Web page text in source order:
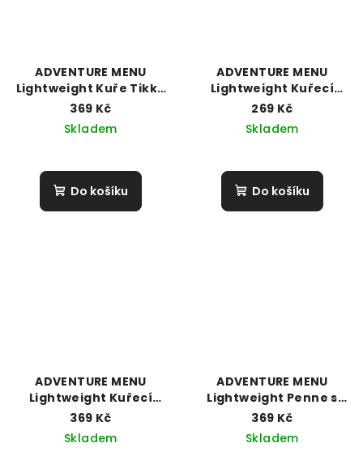
ADVENTURE MENU
Lightweight Kuře Tikka
Masala s rýží basmati
(173g / 600g)
369 Kč
Skladem
Do košíku
ADVENTURE MENU
Lightweight Kuřecí
supreme s ratatouille
269 Kč
Skladem
Do košíku
ADVENTURE MENU
Lightweight Kuřecí
supreme s ratatouille
(113g / 600g)
369 Kč
Skladem
ADVENTURE MENU
Lightweight Penne s
Boloňskou omáčkou a
parmesánem (158g /
600g)
369 Kč
Skladem